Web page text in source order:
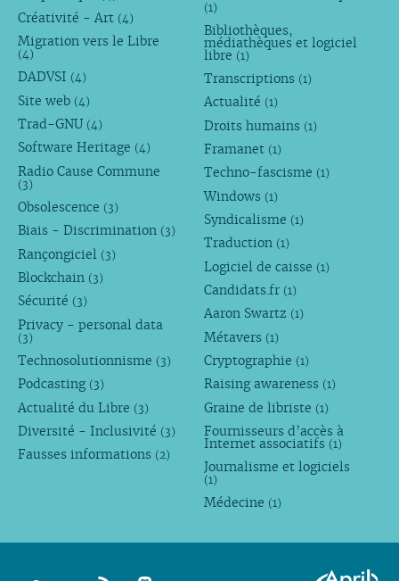
Créativité - Art (4)
Migration vers le Libre
(4)
DADVSI (4)
Site web (4)
Trad-GNU (4)
Software Heritage (4)
Radio Cause Commune
(3)
Obsolescence (3)
Biais - Discrimination (3)
Rançongiciel (3)
Blockchain (3)
Sécurité (3)
Privacy - personal data
(3)
Technosolutionnisme (3)
Podcasting (3)
Actualité du Libre (3)
Diversité - Inclusivité (3)
Fausses informations (2)
(1)
Bibliothèques,
médiathèques et logiciel
libre (1)
Transcriptions (1)
Actualité (1)
Droits humains (1)
Framanet (1)
Techno-fascisme (1)
Windows (1)
Syndicalisme (1)
Traduction (1)
Logiciel de caisse (1)
Candidats.fr (1)
Aaron Swartz (1)
Métavers (1)
Cryptographie (1)
Raising awareness (1)
Graine de libriste (1)
Fournisseurs d’accès à
Internet associatifs (1)
Journalisme et logiciels
(1)
Médecine (1)